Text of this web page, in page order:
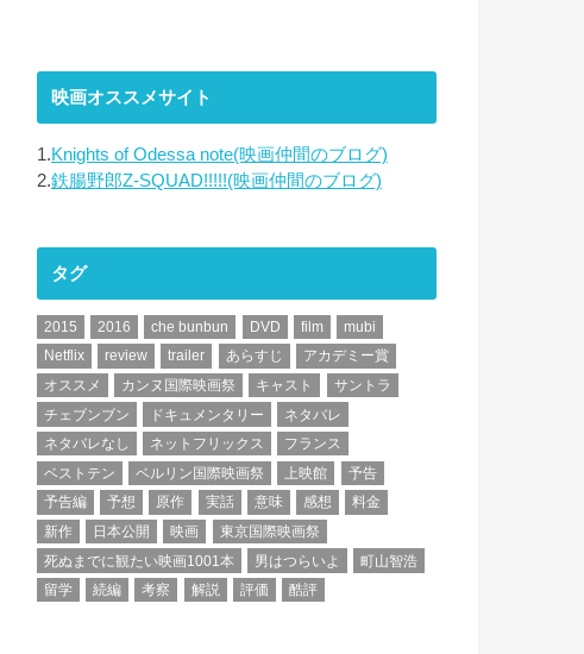
映画オススメサイト
1.Knights of Odessa note(映画仲間のブログ)
2.鉄腸野郎Z-SQUAD!!!!!(映画仲間のブログ)
タグ
2015 2016 che bunbun DVD film
mubi
Netflix
review trailer あらすじ
アカデミー賞
オススメ
カンヌ国際映画祭 キャスト
サントラ
チェブンブン
ドキュメンタリー
ネタバレ
ネタバレなし
ネットフリックス
フランス
ベストテン
ベルリン国際映画祭 上映館
予告
予告編
予想 原作 実話 意味 感想
料金
新作
日本公開 映画
東京国際映画祭
死ぬまでに観たい映画1001本
男はつらいよ
町山智浩
留学
続編 考察 解説 評価 酷評